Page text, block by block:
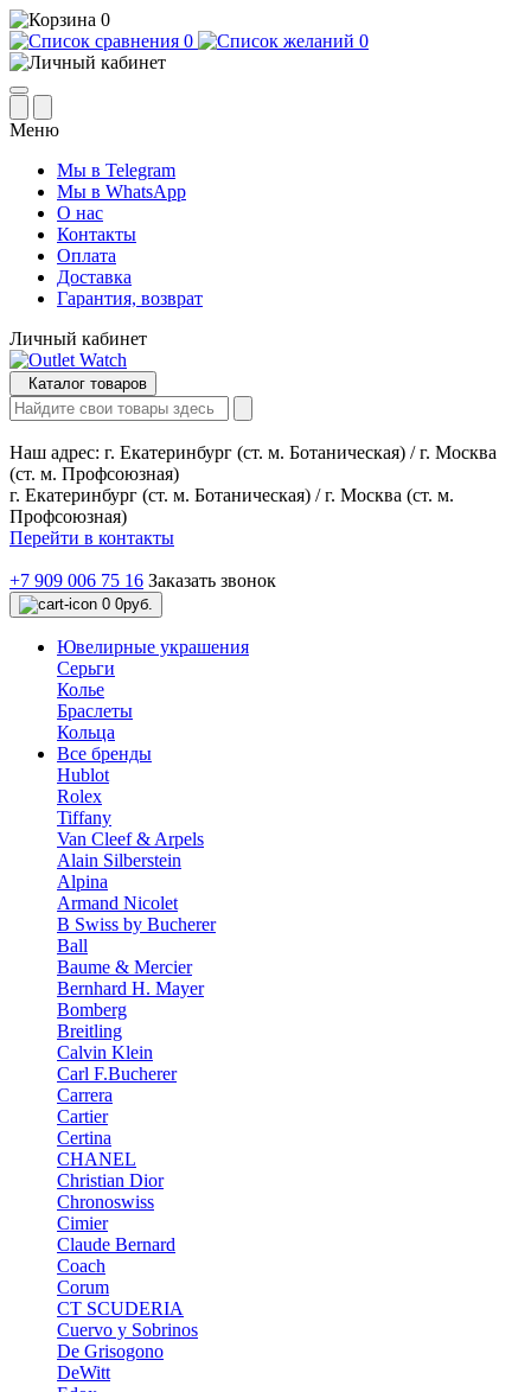
0
0
0
Меню
Мы в Telegram
Мы в WhatsApp
О нас
Контакты
Оплата
Доставка
Гарантия, возврат
Личный кабинет
Каталог товаров
Наш адрес: г. Екатеринбург (ст. м. Ботаническая) / г. Москва
(ст. м. Профсоюзная)
г. Екатеринбург (ст. м. Ботаническая) / г. Москва (ст. м.
Профсоюзная)
Перейти в контакты
+7 909 006 75 16 Заказать звонок
0 0руб.
Ювелирные украшения
Серьги
Колье
Браслеты
Кольца
Все бренды
Hublot
Rolex
Tiffany
Van Cleef & Arpels
Alain Silberstein
Alpina
Armand Nicolet
B Swiss by Bucherer
Ball
Baume & Mercier
Bernhard H. Mayer
Bomberg
Breitling
Calvin Klein
Carl F.Bucherer
Carrera
Cartier
Certina
CHANEL
Christian Dior
Chronoswiss
Cimier
Claude Bernard
Coach
Corum
CT SCUDERIA
Cuervo y Sobrinos
De Grisogono
DeWitt